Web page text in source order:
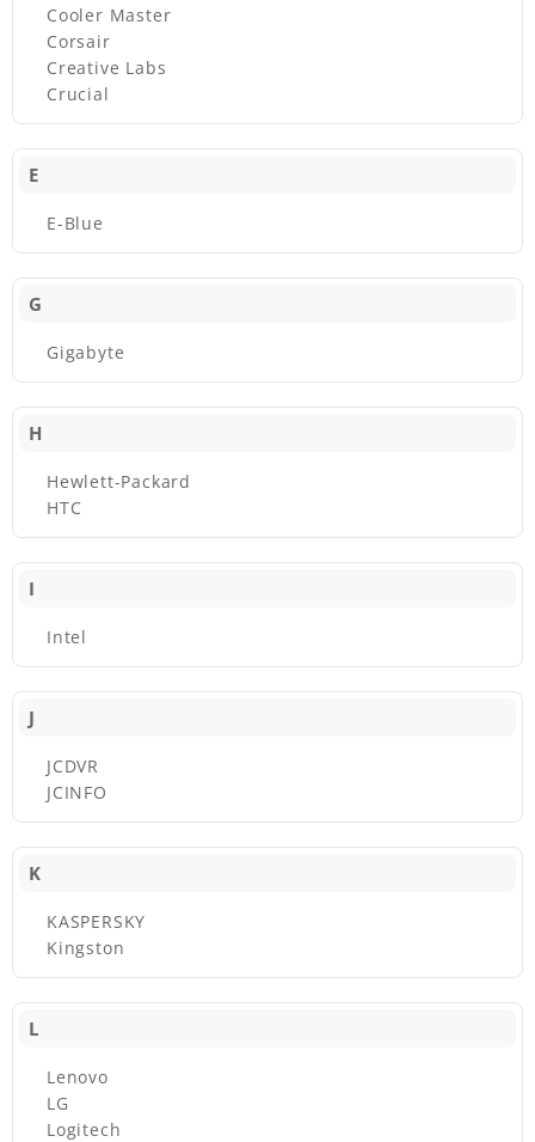
Cooler Master
Corsair
Creative Labs
Crucial
E
E-Blue
G
Gigabyte
H
Hewlett-Packard
HTC
I
Intel
J
JCDVR
JCINFO
K
KASPERSKY
Kingston
L
Lenovo
LG
Logitech